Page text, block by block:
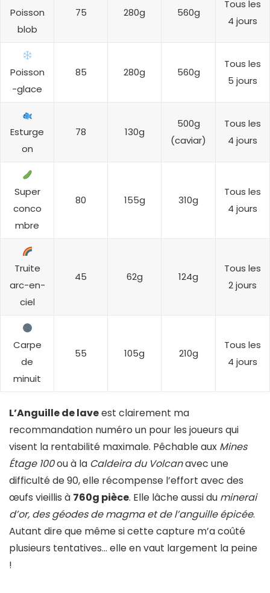
Poisson
blob
75 280g 560g
Tous les
4 jours
Poisson
-glace
85 280g 560g
Tous les
5 jours
Esturge
on
78 130g
500g
(caviar)
Tous les
4 jours
Super
conco
mbre
80 155g 310g
Tous les
4 jours
Truite
arc-en-
ciel
45 62g 124g
Tous les
2 jours
Carpe
de
minuit
55 105g 210g
Tous les
4 jours
L’Anguille de laveest clairement ma
recommandation numéro un pour les joueurs qui
visent la rentabilité maximale. Pêchable aux Mines
Étage 100ou à la Caldeira du Volcanavec une
difficulté de 90, elle récompense l’effort avec des
œufs vieillis à 760g pièce. Elle lâche aussi du minerai
d’or, des géodes de magma et de l’anguille épicée.
Autant dire que même si cette capture m’a coûté
plusieurs tentatives… elle en vaut largement la peine
!